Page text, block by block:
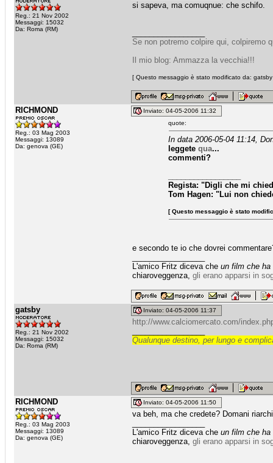
Reg.: 21 Nov 2002
Messaggi: 15032
Da: Roma (RM)
si sapeva, ma comuqnue: che schifo.
Se non potremo colpire qui, colpiremo
Il mio blog: Ammazza la vecchia!!!
[ Questo messaggio è stato modificato da:
RICHMOND
Reg.: 03 Mag 2003
Messaggi: 13089
Da: genova (GE)
Inviato: 04-05-2006 11:32
quote:
In data 2006-05-04 11:14,
leggetequa...
commenti?
Regista: "Digli che mi
Tom Hagen: "Lui non
[ Questo messaggio è stato
e secondo te io che dovrei
L'amico Fritz diceva che un film che ha
chiaroveggenza, gli erano apparsi in
gatsby
Reg.: 21 Nov 2002
Messaggi: 15032
Da: Roma (RM)
Inviato: 04-05-2006 11:37
http://www.calciomercato.com/
Qualunque destino, per lungo e
RICHMOND
Reg.: 03 Mag 2003
Messaggi: 13089
Da: genova (GE)
Inviato: 04-05-2006 11:50
va beh, ma che credete? Domani
L'amico Fritz diceva che un film che ha
chiaroveggenza, gli erano apparsi in